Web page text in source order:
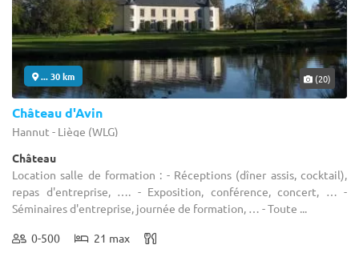
... 30 km (20)
Château d'Avin
Hannut - Liège (WLG)
Château
Location salle de formation : - Réceptions (dîner assis, cocktail),
repas d'entreprise, …. - Exposition, conférence, concert, … -
Séminaires d'entreprise, journée de formation, … - Toute ...
0-500 21 max